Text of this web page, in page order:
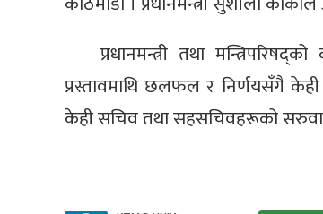
प्रधानमन्त्री तथा
प्रस्तावमाथि छलफल र निर्णयसँगै
केही सचिव तथा सहसचिवहरूको